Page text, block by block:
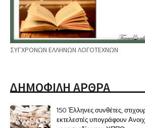
ΣΥΓΧΡΟΝΩΝ ΕΛΛΗΝΩΝ ΛΟΓΟΤΕΧΝΩΝ
ΔΗΜΟΦΙΛΗ ΑΡΘΡΑ
150 Έλληνες συνθέτες,
εκτελεστές υπογράφουν